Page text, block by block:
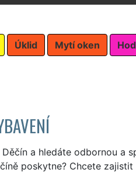
Úklid Mytí oken
a hledáte odbornou a
poskytne? Chcete zajistit